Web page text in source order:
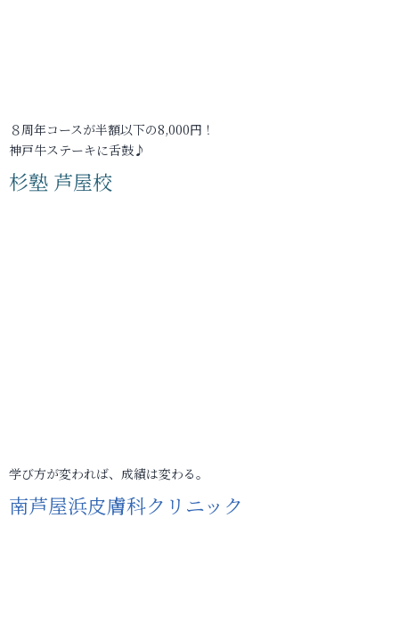
８周年コースが半額以下の8,000円！
神戸牛ステーキに舌鼓♪
杉塾 芦屋校
学び方が変われば、成績は変わる。
南芦屋浜皮膚科クリニック